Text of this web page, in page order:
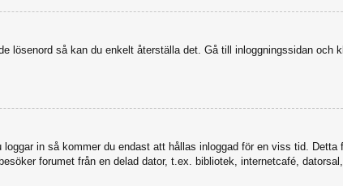
lösenord så kan du enkelt återställa det. Gå till inloggningssidan
in så kommer du endast att hållas inloggad för en viss tid.
forumet från en delad dator, t.ex. bibliotek, internetcafé,